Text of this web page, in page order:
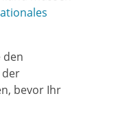
den
bevor Ihr